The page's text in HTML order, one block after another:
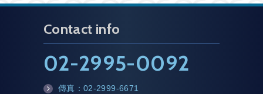
Contact info
02-2995-0092
傳真：02-2999-6671